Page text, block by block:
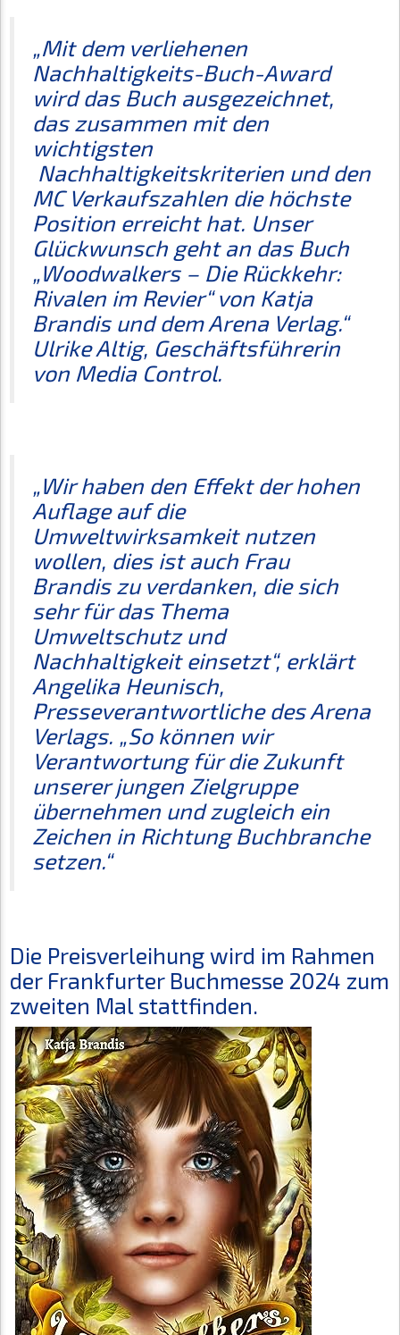
„Mit dem verliehenen
Nachhaltigkeits-Buch-Award
wird das Buch ausgezeichnet,
das zusammen mit den
wichtigsten
Nachhaltigkeitskriterien und den
MC Verkaufszahlen die höchste
Position erreicht hat. Unser
Glückwunsch geht an das Buch
„Woodwalkers – Die Rückkehr:
Rivalen im Revier“ von Katja
Brandis und dem Arena Verlag.“
Ulrike Altig, Geschäftsführerin
von Media Control.
„Wir haben den Effekt der hohen
Auflage auf die
Umweltwirksamkeit nutzen
wollen, dies ist auch Frau
Brandis zu verdanken, die sich
sehr für das Thema
Umweltschutz und
Nachhaltigkeit einsetzt“, erklärt
Angelika Heunisch,
Presseverantwortliche des Arena
Verlags. „So können wir
Verantwortung für die Zukunft
unserer jungen Zielgruppe
übernehmen und zugleich ein
Zeichen in Richtung Buchbranche
setzen.“
Die Preisverleihung wird im Rahmen
der Frankfurter Buchmesse 2024 zum
zweiten Mal stattfinden.